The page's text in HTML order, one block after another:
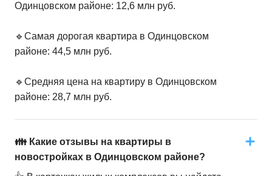
Одинцовском районе: 12,6 млн руб.
🔹Самая дорогая квартира в Одинцовском
районе: 44,5 млн руб.
🔹Средняя цена на квартиру в Одинцовском
районе: 28,7 млн руб.
👪 Какие отзывы на квартиры в
новостройках в Одинцовском районе?